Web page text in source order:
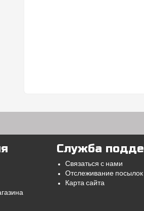
Служба
Связаться с нами
Отслеживание посылок
Карта сайта